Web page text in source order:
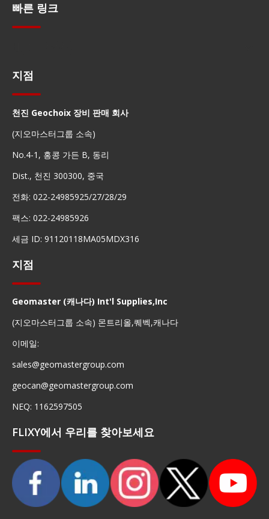
빠른 링크
지점
천진 Geochoix 장비 판매 회사
(지오마스터그룹 소속)
No.4-1, 홍콩 가든 B, 동리
Dist., 천진 300300, 중국
전화: 022-24985925/27/28/29
팩스: 022-24985926
세금 ID: 91120118MA05MDX316
지점
Geomaster (캐나다) Int'l Supplies,Inc
(지오마스터그룹 소속) 몬트리올,퀘벡,캐나다
이메일:
sales@geomastergroup.com
geocan@geomastergroup.com
NEQ: 1162597505
FLIXY에서 우리를 찾아보세요